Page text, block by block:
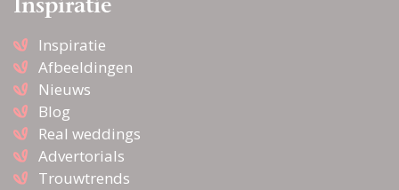
Inspiratie
Inspiratie
Afbeeldingen
Nieuws
Blog
Real weddings
Advertorials
Trouwtrends